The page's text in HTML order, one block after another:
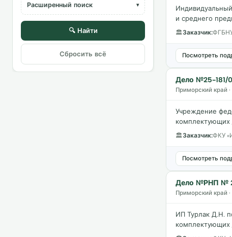
Расширенный поиск ▾
ЗАКОН
🔍 Найти
Сбросить всё
и среднего
🏛 Заказчик:ФГБНУ
Посмотреть
Дело №25-181/
Приморский край
Учреждение
комплектующих
🏛 Заказчик:ФКУ
Посмотреть
Дело №РНП №
Приморский край
ИП Турлак Д.Н.
комплектующих